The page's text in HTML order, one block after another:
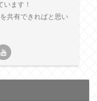
ます！
共有できればと思い